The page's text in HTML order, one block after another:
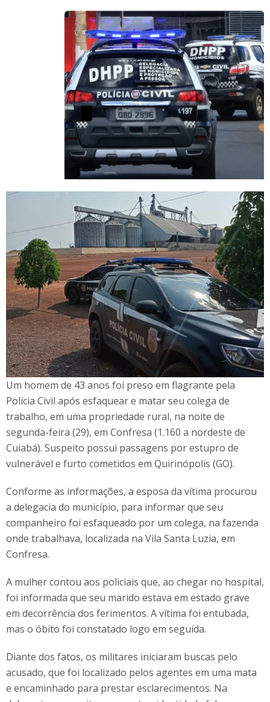
Um homem de 43 anos foi preso em flagrante pela
Polícia Civil após esfaquear e matar seu colega de
trabalho, em uma propriedade rural, na noite de
segunda-feira (29), em Confresa (1.160 a nordeste de
Cuiabá). Suspeito possui passagens por estupro de
vulnerável e furto cometidos em Quirinópolis (GO).
Conforme as informações, a esposa da vítima procurou
a delegacia do município, para informar que seu
companheiro foi esfaqueado por um colega, na fazenda
onde trabalhava, localizada na Vila Santa Luzia, em
Confresa.
A mulher contou aos policiais que, ao chegar no hospital,
foi informada que seu marido estava em estado grave
em decorrência dos ferimentos. A vítima foi entubada,
mas o óbito foi constatado logo em seguida.
Diante dos fatos, os militares iniciaram buscas pelo
acusado, que foi localizado pelos agentes em uma mata
e encaminhado para prestar esclarecimentos. Na